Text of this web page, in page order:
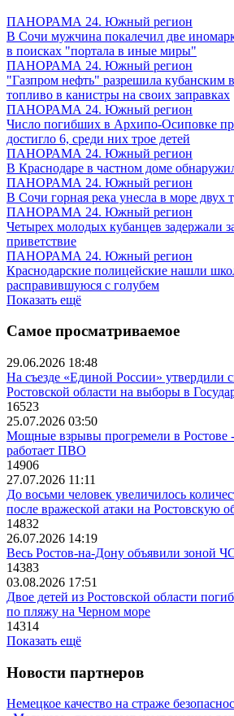
ПАНОРАМА 24. Южный регион
В Сочи мужчина покалечил две
в поисках "портала в иные миры"
ПАНОРАМА 24. Южный регион
"Газпром нефть" разрешила кубанским
топливо в канистры на своих заправках
ПАНОРАМА 24. Южный регион
Число погибших в Архипо-Осиповке
достигло 6, среди них трое детей
ПАНОРАМА 24. Южный регион
В Краснодаре в частном доме
ПАНОРАМА 24. Южный регион
В Сочи горная река унесла в море двух
ПАНОРАМА 24. Южный регион
Четырех молодых кубанцев задержали
приветствие
ПАНОРАМА 24. Южный регион
Краснодарские полицейские нашли
расправившуюся с голубем
Показать ещё
Самое просматриваемое
29.06.2026 18:48
На съезде «Единой России» утвердили
Ростовской области на выборы в
16523
25.07.2026 03:50
Мощные взрывы прогремели в Ростове
работает ПВО
14906
27.07.2026 11:11
До восьми человек увеличилось
после вражеской атаки на Ростовскую
14832
26.07.2026 14:19
Весь Ростов-на-Дону объявили зоной
14383
03.08.2026 17:51
Двое детей из Ростовской области
по пляжу на Черном море
14314
Показать ещё
Новости партнеров
Немецкое качество на страже